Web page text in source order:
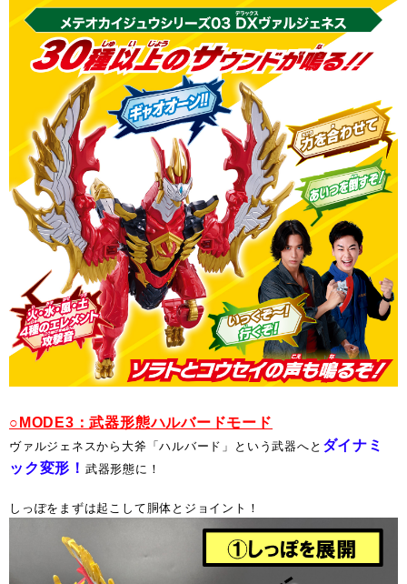
○MODE3：武器形態ハルバードモード
ヴァルジェネスから大斧「ハルバード」という武器へと ダイナミ
ック変形！ 武器形態に！
しっぽをまずは起こして胴体とジョイント！